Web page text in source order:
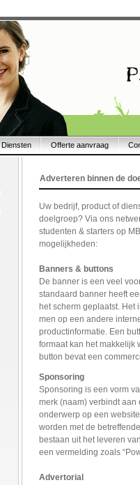
Diensten Offerte aanvraag
Adverteren binnen de
Uw bedrijf, product of
doelgroep? Via ons
studenten & starters op
mogelijkheden:
Banners & buttons
De banner is een veel
standaard banner heeft
het scherm geplaatst. Het
men op een andere
productinformatie. Een
formaat kan het makkelijk
button bevat een
Sponsoring
Sponsoring is een vorm
merk (naam) verbindt
onderwerp op een
worden met de
bestaan uit het leveren
een vermelding zoals
Advertorial